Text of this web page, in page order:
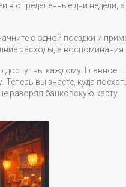
в определённые дни
с одной поездки и
расходы, а воспоминания
каждому. Главное
вы знаете, куда
разоряя банковскую карту.